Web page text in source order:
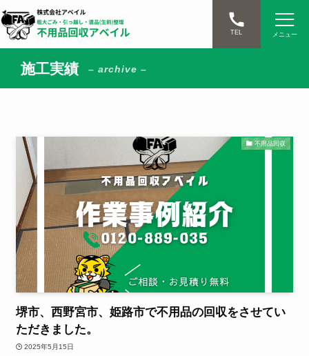
TEL メニュー
施工実績 – archive –
不用品回収
堺市、西野宮市、姫路市で不用品の回収をさせてい
ただきました。
2025年5月15日